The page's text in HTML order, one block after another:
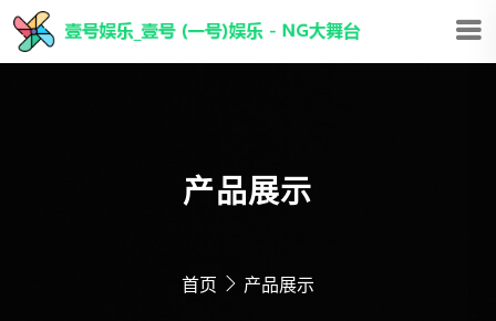
产品展示
首页 产品展示